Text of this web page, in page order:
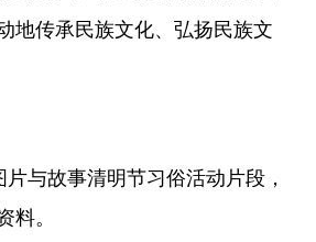
地传承民族文化、弘扬民族文
与故事清明节习俗活动片段，
料。